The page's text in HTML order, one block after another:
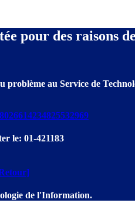
pour des raisons
au Service de
le: 01-421183
de l'Information.